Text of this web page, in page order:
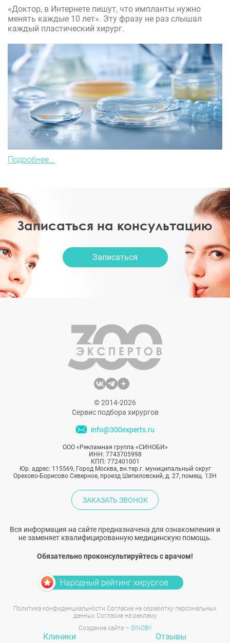
«Доктор, в Интернете пишут, что импланты нужно
менять каждые 10 лет». Эту фразу не раз слышал
каждый пластический хирург.
Подробнее...
Записаться на консультацию
Записаться
© 2014-2026
Сервис подбора хирургов
info@300experts.ru
ООО «Рекламная группа «СИНОБИ»
ИНН: 7743705998
КПП: 772401001
Юр. адрес: 115569, Город Москва, вн.тер.г. муниципальный округ
Орехово-Борисово Северное, проезд Шипиловский, д. 27, помещ. 13Н
ЗАКАЗАТЬ ЗВОНОК
Вся информация на сайте предназначена для ознакомления и
не заменяет квалифицированную медицинскую помощь.
Обязательно проконсультируйтесь с врачом!
Народный рейтинг хирургов
Политика конфиденциальности Согласие на обработку персональных
данных Согласие на рекламу
Создание сайта – SINOBY
Клиники Отзывы